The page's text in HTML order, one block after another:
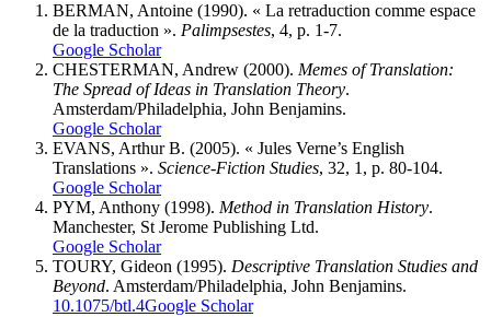
BERMAN, Antoine (1990). « La retraduction comme espace
de la traduction ». Palimpsestes, 4, p. 1-7.
Google Scholar
CHESTERMAN, Andrew (2000). Memes of Translation:
The Spread of Ideas in Translation Theory.
Amsterdam/Philadelphia, John Benjamins.
Google Scholar
EVANS, Arthur B. (2005). « Jules Verne’s English
Translations ». Science-Fiction Studies, 32, 1, p. 80-104.
Google Scholar
PYM, Anthony (1998). Method in Translation History.
Manchester, St Jerome Publishing Ltd.
Google Scholar
TOURY, Gideon (1995). Descriptive Translation Studies and
Beyond. Amsterdam/Philadelphia, John Benjamins.
10.1075/btl.4Google Scholar